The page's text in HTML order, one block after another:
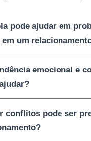
pode ajudar em
um
emocional e
conflitos pode ser